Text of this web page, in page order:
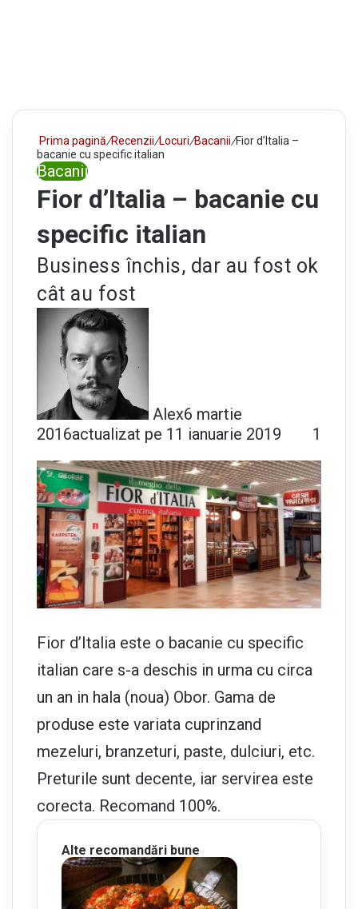
Prima pagină/Recenzii/Locuri/Bacanii/Fior d’Italia –
bacanie cu specific italian
Bacanii
Fior d’Italia – bacanie cu
specific italian
Business închis, dar au fost ok
cât au fost
Alex6 martie
2016actualizat pe 11 ianuarie 2019 1
Fior d’Italia este o bacanie cu specific
italian care s-a deschis in urma cu circa
un an in hala (noua) Obor. Gama de
produse este variata cuprinzand
mezeluri, branzeturi, paste, dulciuri, etc.
Preturile sunt decente, iar servirea este
corecta. Recomand 100%.
Alte recomandări bune